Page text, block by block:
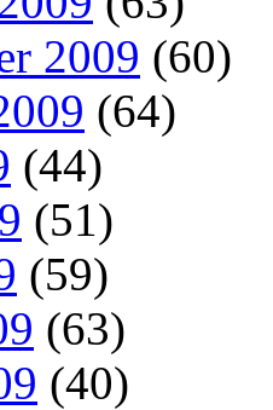
2009 (60)
(64)
(44)
(51)
(59)
(63)
(40)